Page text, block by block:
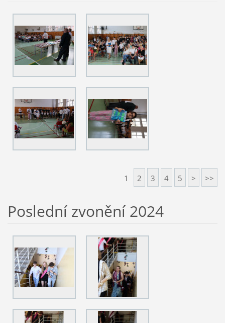
1 2 3 4 5 > >>
Poslední zvonění 2024